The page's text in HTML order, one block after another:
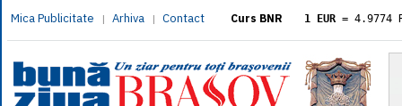
Mica Publicitate | Arhiva | Contact Curs BNR 1 EUR = 4.9774
= 5.8304
1 XAU= 464.4611
1 AED= 1.1933
1 AUD= 2.7957